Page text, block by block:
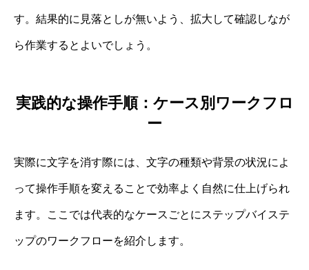
す。結果的に見落としが無いよう、拡大して確認しなが
ら作業するとよいでしょう。
実践的な操作手順：ケース別ワークフロ
ー
実際に文字を消す際には、文字の種類や背景の状況によ
って操作手順を変えることで効率よく自然に仕上げられ
ます。ここでは代表的なケースごとにステップバイステ
ップのワークフローを紹介します。